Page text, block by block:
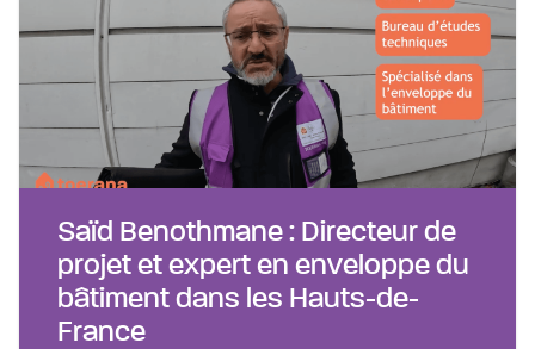
Saïd Benothmane : Directeur de
projet et expert en enveloppe du
bâtiment dans les Hauts-de-
France